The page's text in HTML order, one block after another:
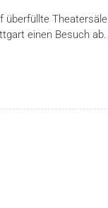
überfüllte Theatersäle
einen Besuch ab.